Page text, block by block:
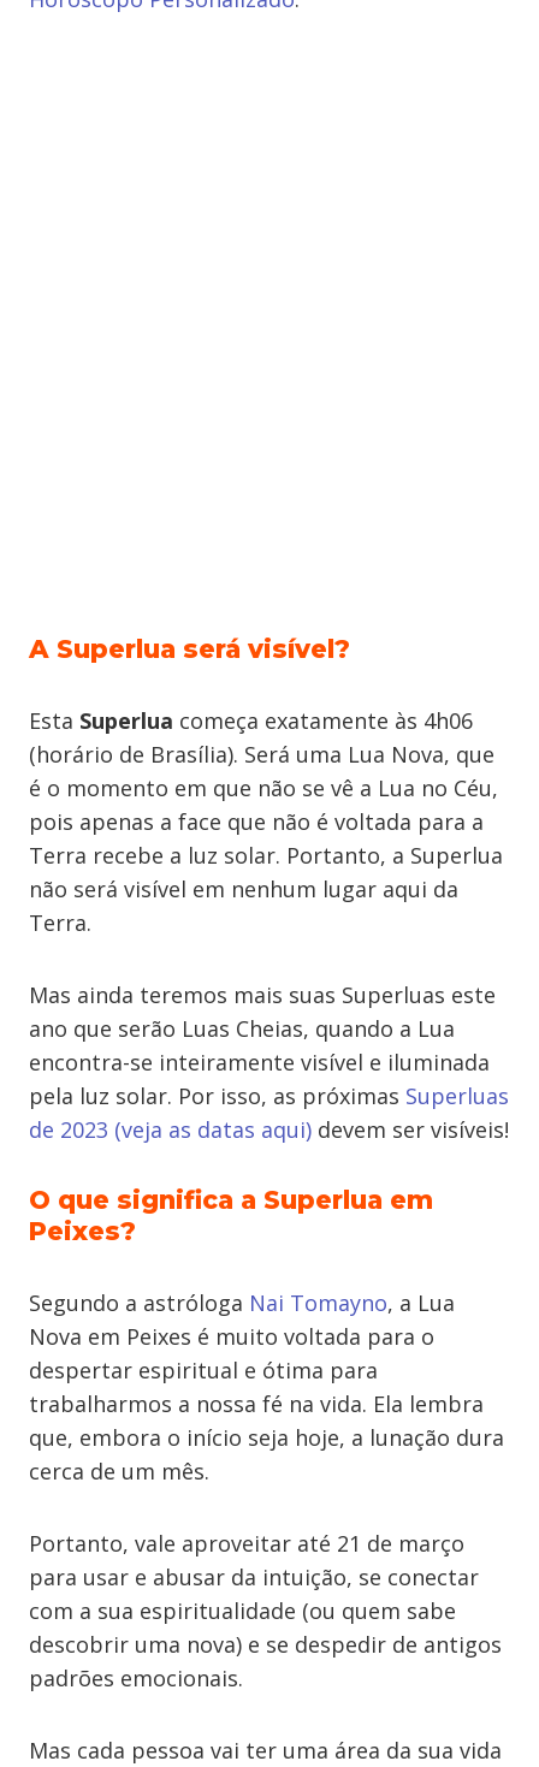
A Superlua será visível?
Esta Superlua começa exatamente às 4h06
(horário de Brasília). Será uma Lua Nova, que
é o momento em que não se vê a Lua no Céu,
pois apenas a face que não é voltada para a
Terra recebe a luz solar. Portanto, a Superlua
não será visível em nenhum lugar aqui da
Terra.
Mas ainda teremos mais suas Superluas este
ano que serão Luas Cheias, quando a Lua
encontra-se inteiramente visível e iluminada
pela luz solar. Por isso, as próximas Superluas
de 2023 (veja as datas aqui) devem ser visíveis!
O que significa a Superlua em
Peixes?
Segundo a astróloga Nai Tomayno, a Lua
Nova em Peixes é muito voltada para o
despertar espiritual e ótima para
trabalharmos a nossa fé na vida. Ela lembra
que, embora o início seja hoje, a lunação dura
cerca de um mês.
Portanto, vale aproveitar até 21 de março
para usar e abusar da intuição, se conectar
com a sua espiritualidade (ou quem sabe
descobrir uma nova) e se despedir de antigos
padrões emocionais.
Mas cada pessoa vai ter uma área da sua vida